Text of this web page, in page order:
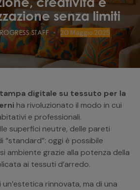
senza limiti
STAFF 20 Maggio 2025
digitale su tessuto per la
ha rivoluzionato il modo in cui
e professionali.
superfici neutre, delle pareti
“standard”: oggi è possibile
ambiente grazie alla potenza della
ai tessuti d’arredo.
rinnovata, ma di una